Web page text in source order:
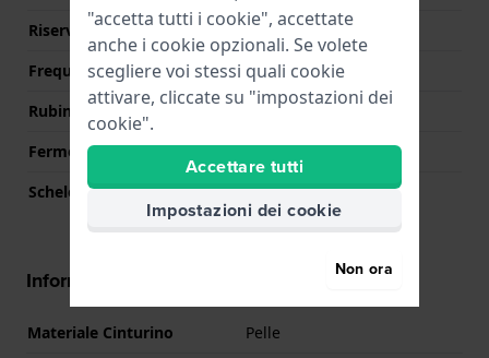
Riserva di carica
80
Frequenza
21600
Rubini
Fermo macchina
Si
Scheletrato
No
Informazioni sul cinturino
Materiale Cinturino
Pelle
"accetta tutti i cookie", accettate
anche i cookie opzionali. Se volete
scegliere voi stessi quali cookie
attivare, cliccate su "impostazioni dei
cookie".
Accettare tutti
Impostazioni dei cookie
Non ora